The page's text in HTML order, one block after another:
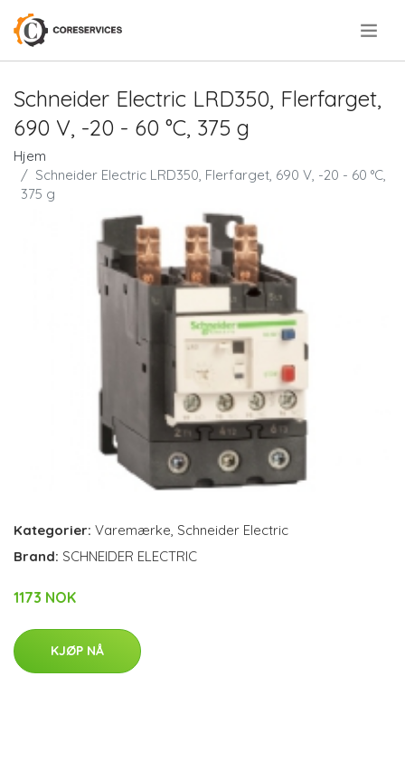
Schneider Electric LRD350, Flerfarget,
690 V, -20 - 60 °C, 375 g
Hjem
Schneider Electric LRD350, Flerfarget, 690 V, -20 - 60 °C,
375 g
Kategorier: Varemærke Schneider Electric
Brand: SCHNEIDER ELECTRIC
1173 NOK
KJØP NÅ